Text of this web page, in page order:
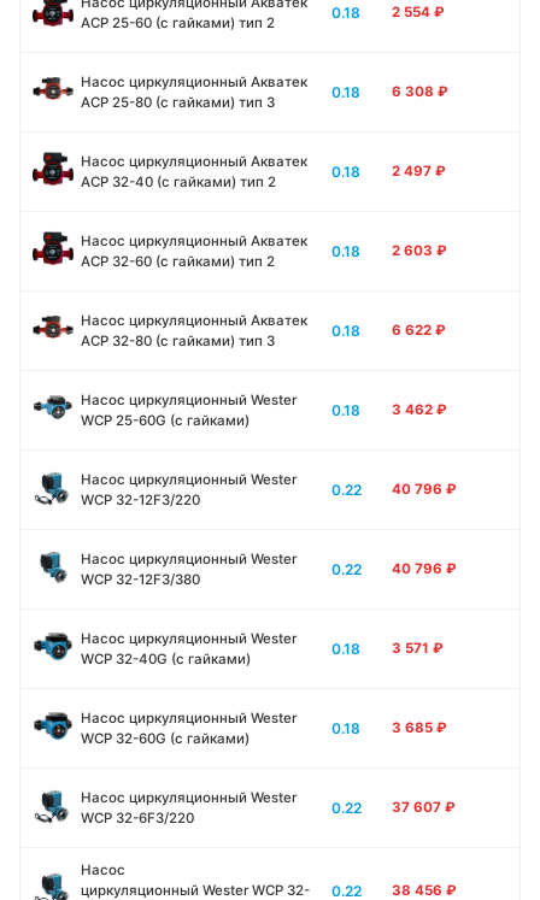
ACP 25-60 (с гайками) тип 2
0.18 2 554 ₽
Насос циркуляционный Акватек
ACP 25-80 (с гайками) тип 3
0.18 6 308 ₽
Насос циркуляционный Акватек
ACP 32-40 (с гайками) тип 2
0.18 2 497 ₽
Насос циркуляционный Акватек
ACP 32-60 (с гайками) тип 2
0.18 2 603 ₽
Насос циркуляционный Акватек
ACP 32-80 (с гайками) тип 3
0.18 6 622 ₽
Насос циркуляционный Wester
WCP 25-60G (с гайками)
0.18 3 462 ₽
Насос циркуляционный Wester
WCP 32-12F3/220
0.22 40 796 ₽
Насос циркуляционный Wester
WCP 32-12F3/380
0.22 40 796 ₽
Насос циркуляционный Wester
WCP 32-40G (с гайками)
0.18 3 571 ₽
Насос циркуляционный Wester
WCP 32-60G (с гайками)
0.18 3 685 ₽
Насос циркуляционный Wester
WCP 32-6F3/220
0.22 37 607 ₽
Насос
циркуляционный Wester WCP 32-
0.22 38 456 ₽